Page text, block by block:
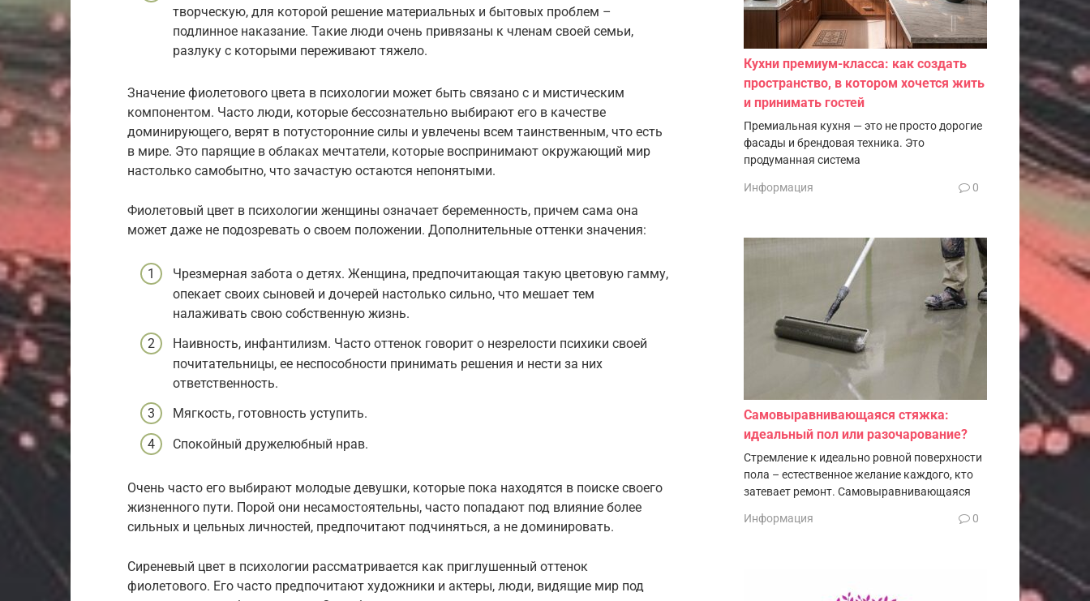
творческую, для которой решение материальных и бытовых проблем –
подлинное наказание. Такие люди очень привязаны к членам своей семьи,
разлуку с которыми переживают тяжело.
Значение фиолетового цвета в психологии может быть связано с и мистическим
компонентом. Часто люди, которые бессознательно выбирают его в качестве
доминирующего, верят в потусторонние силы и увлечены всем таинственным, что есть
в мире. Это парящие в облаках мечтатели, которые воспринимают окружающий мир
настолько самобытно, что зачастую остаются непонятыми.
Фиолетовый цвет в психологии женщины означает беременность, причем сама она
может даже не подозревать о своем положении. Дополнительные оттенки значения:
Чрезмерная забота о детях. Женщина, предпочитающая такую цветовую гамму,
опекает своих сыновей и дочерей настолько сильно, что мешает тем
налаживать свою собственную жизнь.
Наивность, инфантилизм. Часто оттенок говорит о незрелости психики своей
почитательницы, ее неспособности принимать решения и нести за них
ответственность.
Мягкость, готовность уступить.
Спокойный дружелюбный нрав.
Очень часто его выбирают молодые девушки, которые пока находятся в поиске своего
жизненного пути. Порой они несамостоятельны, часто попадают под влияние более
сильных и цельных личностей, предпочитают подчиняться, а не доминировать.
Сиреневый цвет в психологии рассматривается как приглушенный оттенок
фиолетового. Его часто предпочитают художники и актеры, люди, видящие мир под
Кухни премиум-класса: как создать
пространство, в котором хочется жить
и принимать гостей
Премиальная кухня — это не просто дорогие
фасады и брендовая техника. Это
продуманная система
Информация 0
Самовыравнивающаяся стяжка:
идеальный пол или разочарование?
Стремление к идеально ровной поверхности
пола – естественное желание каждого, кто
затевает ремонт. Самовыравнивающаяся
Информация 0